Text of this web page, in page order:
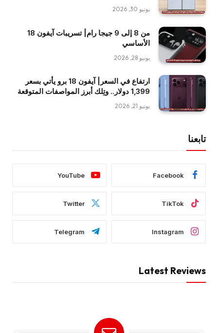
يونيو 30, 2026
من 8 إلى 9 جيجا رام| تسريبات آيفون 18
الأساسي
يونيو 28, 2026
ارتفاع في السعر| آيفون 18 برو يأتي بسعر
1,399 دولار.. وتِلك أبرز المواصفات المتوقعة
يونيو 21, 2026
تابعنا
Facebook
YouTube
TikTok
Twitter
Instagram
Telegram
Latest Reviews